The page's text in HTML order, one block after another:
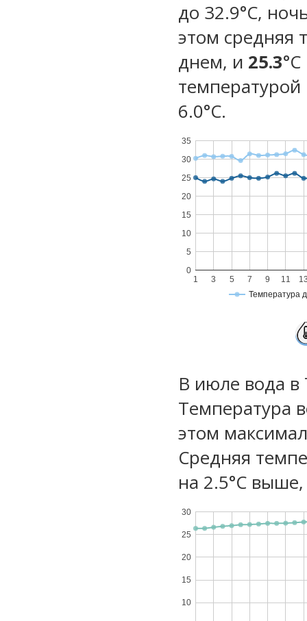
до 32.9°C,
этом средняя
днем, и 25.3
температурой
6.0°С.
Температура
1 3 5 7 9 11
0
5
10
15
20
25
30
35
В июле вода в
Температура
этом
Средняя
на 2.5°C
10
15
20
25
30